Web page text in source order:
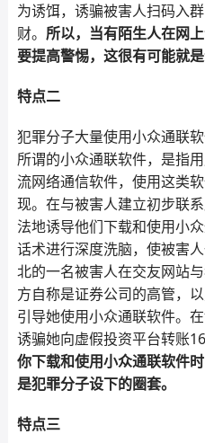
为诱饵，诱骗被害人扫码入
财。 所以，当有陌生人在网
要提高警惕，这很有可能就是
特点二
犯罪分子大量使用小众通联
所谓的小众通联软件，是指
流网络通信软件，使用这类
现。在与被害人建立初步联
法地诱导他们下载和使用小
话术进行深度洗脑，使被害
北的一名被害人在交友网站
方自称是证券公司的高管，
引导她使用小众通联软件。
诱骗她向虚假投资平台转账
你下载和使用小众通联软件
是犯罪分子设下的圈套。
特点三